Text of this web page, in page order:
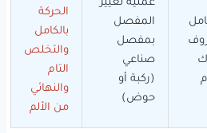
عملية تغيير
المفصل
بمفصل
صناعي
(ركبة أو
حوض)
الحركة
بالكامل
والتخلص
التام
والنهائي
من الألم